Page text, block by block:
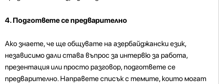
4. Подгответе се предварително
Ако знаете, че ще общувате на азербайджански език,
независимо дали става въпрос за интервю за работа,
презентация или просто разговор, подгответе се
предварително. Направете списък с темите, които могат